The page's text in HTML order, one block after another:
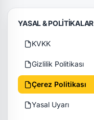
YASAL & POLITIKALAR
KVKK
Gizlilik Politikası
Çerez Politikası
Yasal Uyarı